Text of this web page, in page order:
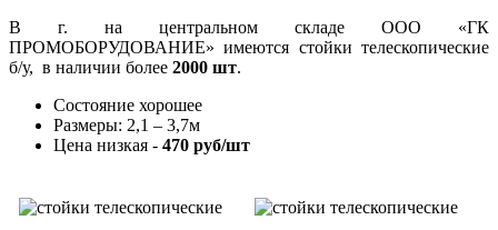
В г. на центральном складе ООО «ГК
ПРОМОБОРУДОВАНИЕ» имеются стойки телескопические
б/у, в наличии более 2000 шт.
Состояние хорошее
Размеры: 2,1 – 3,7м
Цена низкая - 470 руб/шт